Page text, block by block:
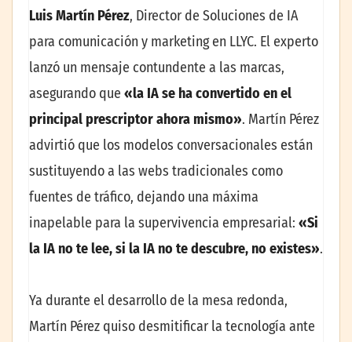
Luis Martín Pérez, Director de Soluciones de IA
para comunicación y marketing en LLYC. El experto
lanzó un mensaje contundente a las marcas,
asegurando que «la IA se ha convertido en el
principal prescriptor ahora mismo». Martín Pérez
advirtió que los modelos conversacionales están
sustituyendo a las webs tradicionales como
fuentes de tráfico, dejando una máxima
inapelable para la supervivencia empresarial: «Si
la IA no te lee, si la IA no te descubre, no existes».
Ya durante el desarrollo de la mesa redonda,
Martín Pérez quiso desmitificar la tecnología ante